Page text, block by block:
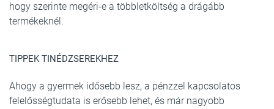
hogy szerinte megéri-e a többletköltség a drágább
termékeknél.
TIPPEK TINÉDZSEREKHEZ
Ahogy a gyermek idősebb lesz, a pénzzel kapcsolatos
felelősségtudata is erősebb lehet, és már nagyobb